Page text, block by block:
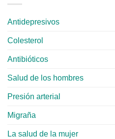
Antidepresivos
Colesterol
Antibióticos
Salud de los hombres
Presión arterial
Migraña
La salud de la mujer